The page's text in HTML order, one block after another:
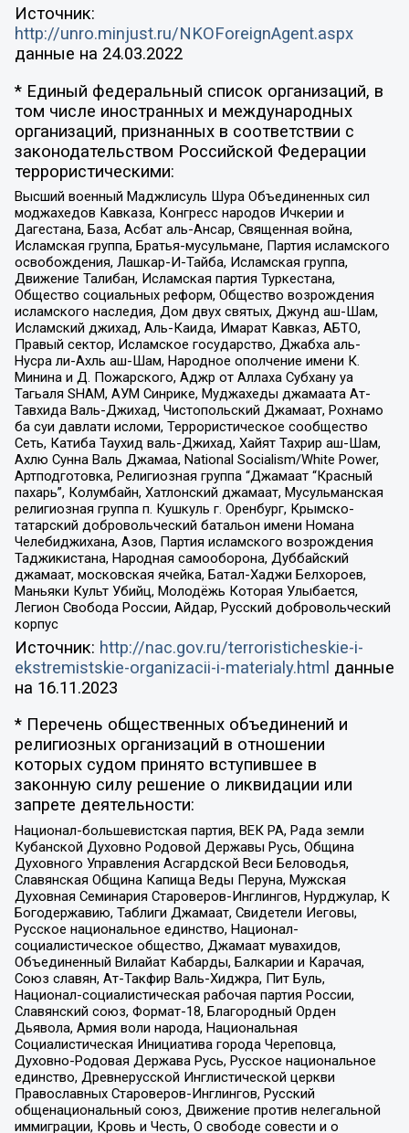
Источник:
http://unro.minjust.ru/NKOForeignAgent.aspx
данные на 24.03.2022
* Единый федеральный список организаций, в
том числе иностранных и международных
организаций, признанных в соответствии с
законодательством Российской Федерации
террористическими:
Высший военный Маджлисуль Шура Объединенных сил
моджахедов Кавказа, Конгресс народов Ичкерии и
Дагестана, База, Асбат аль-Ансар, Священная война,
Исламская группа, Братья-мусульмане, Партия исламского
освобождения, Лашкар-И-Тайба, Исламская группа,
Движение Талибан, Исламская партия Туркестана,
Общество социальных реформ, Общество возрождения
исламского наследия, Дом двух святых, Джунд аш-Шам,
Исламский джихад, Аль-Каида, Имарат Кавказ, АБТО,
Правый сектор, Исламское государство, Джабха аль-
Нусра ли-Ахль аш-Шам, Народное ополчение имени К.
Минина и Д. Пожарского, Аджр от Аллаха Субхану уа
Тагьаля SHAM, АУМ Синрике, Муджахеды джамаата Ат-
Тавхида Валь-Джихад, Чистопольский Джамаат, Рохнамо
ба суи давлати исломи, Террористическое сообщество
Сеть, Катиба Таухид валь-Джихад, Хайят Тахрир аш-Шам,
Ахлю Сунна Валь Джамаа, National Socialism/White Power,
Артподготовка, Религиозная группа “Джамаат “Красный
пахарь”, Колумбайн, Хатлонский джамаат, Мусульманская
религиозная группа п. Кушкуль г. Оренбург, Крымско-
татарский добровольческий батальон имени Номана
Челебиджихана, Азов, Партия исламского возрождения
Таджикистана, Народная самооборона, Дуббайский
джамаат, московская ячейка, Батал-Хаджи Белхороев,
Маньяки Культ Убийц, Молодёжь Которая Улыбается,
Легион Свобода России, Айдар, Русский добровольческий
корпус
Источник: http://nac.gov.ru/terroristicheskie-i-
ekstremistskie-organizacii-i-materialy.html данные
на 16.11.2023
* Перечень общественных объединений и
религиозных организаций в отношении
которых судом принято вступившее в
законную силу решение о ликвидации или
запрете деятельности:
Национал-большевистская партия, ВЕК РА, Рада земли
Кубанской Духовно Родовой Державы Русь, Община
Духовного Управления Асгардской Веси Беловодья,
Славянская Община Капища Веды Перуна, Мужская
Духовная Семинария Староверов-Инглингов, Нурджулар, К
Богодержавию, Таблиги Джамаат, Свидетели Иеговы,
Русское национальное единство, Национал-
социалистическое общество, Джамаат мувахидов,
Объединенный Вилайат Кабарды, Балкарии и Карачая,
Союз славян, Ат-Такфир Валь-Хиджра, Пит Буль,
Национал-социалистическая рабочая партия России,
Славянский союз, Формат-18, Благородный Орден
Дьявола, Армия воли народа, Национальная
Социалистическая Инициатива города Череповца,
Духовно-Родовая Держава Русь, Русское национальное
единство, Древнерусской Инглистической церкви
Православных Староверов-Инглингов, Русский
общенациональный союз, Движение против нелегальной
иммиграции, Кровь и Честь, О свободе совести и о